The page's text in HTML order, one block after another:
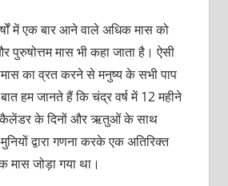
में एक बार आने वाले अधिक मास को
पुरुषोत्तम मास भी कहा जाता है। ऐसी
का व्रत करने से मनुष्य के सभी पाप
हम जानते हैं कि चंद्र वर्ष में 12 महीने
कैलेंडर के दिनों और ऋतुओं के साथ
द्वारा गणना करके एक अतिरिक्त
मास जोड़ा गया था।